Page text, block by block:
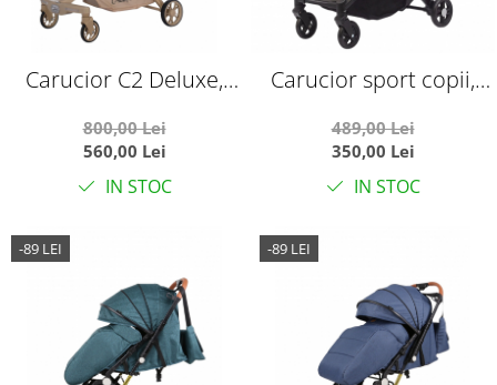
Carucior C2 Deluxe,
lumini si muzica, Crem
800,00 Lei
560,00 Lei
IN STOC
Carucior sport copii,
avion, cu sistem troller,
C8 crem
489,00 Lei
350,00 Lei
IN STOC
-89 LEI -89 LEI